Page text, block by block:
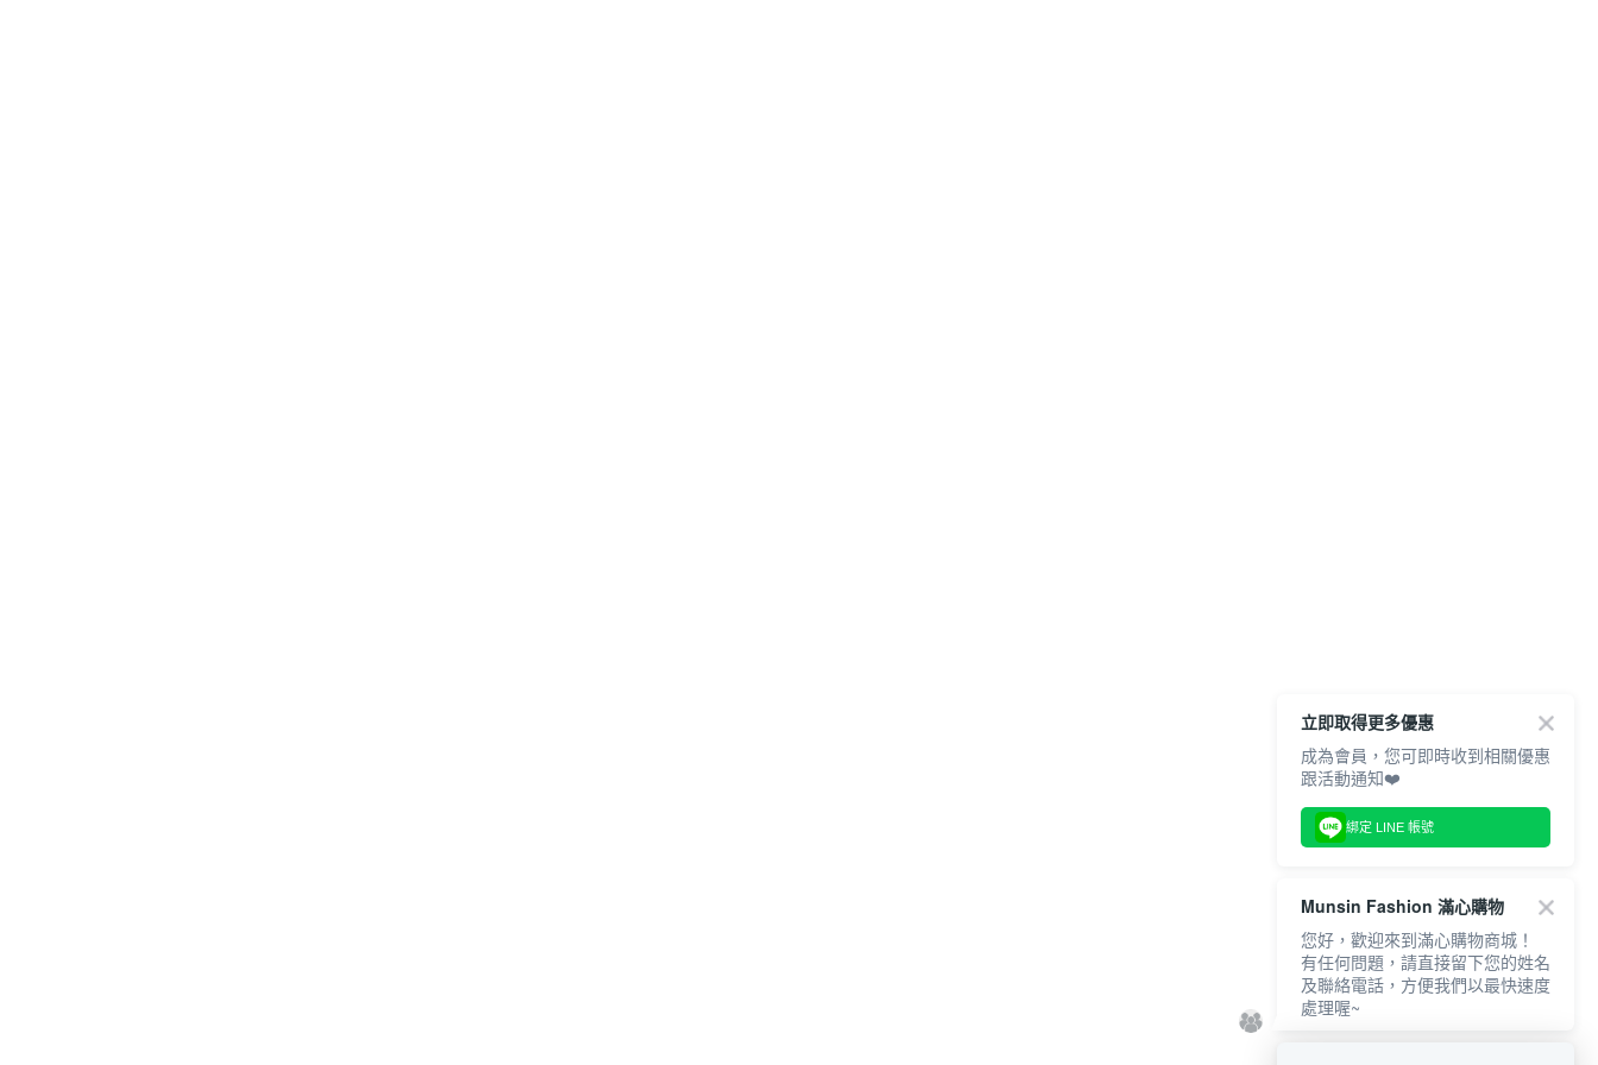
立即取得更多優惠
成為會員，您可即時收到相關優惠
跟活動通知❤️
綁定 LINE 帳號
Munsin Fashion 滿心購物
您好，歡迎來到滿心購物商城！
有任何問題，請直接留下您的姓名
及聯絡電話，方便我們以最快速度
處理喔~